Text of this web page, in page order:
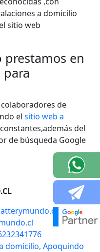
a domicilio
sitio web
prestamos en
de
el sitio web a
del
de búsqueda Google
domicilio, Apoquindo